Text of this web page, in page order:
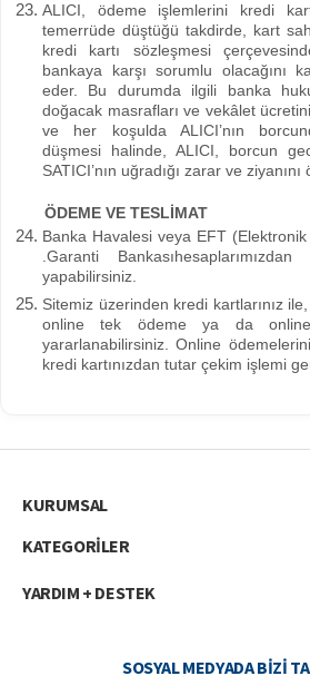
ALICI, ödeme işlemlerini kredi
temerrüde düştüğü takdirde, kart
kredi kartı sözleşmesi
bankaya karşı sorumlu olacağını
eder. Bu durumda ilgili banka
doğacak masrafları ve vekâlet
ve her koşulda ALICI’nın
düşmesi halinde, ALICI, borcun
SATICI’nın uğradığı zarar ve
ÖDEME VE TESLİMAT
Banka Havalesi veya EFT
.Garanti
yapabilirsiniz.
Sitemiz üzerinden kredi kartlarınız
online tek ödeme ya da online
yararlanabilirsiniz. Online
kredi kartınızdan tutar çekim işlemi
KURUMSAL
KATEGORİLER
YARDIM + DESTEK
SOSYAL MEDYADA BIZI